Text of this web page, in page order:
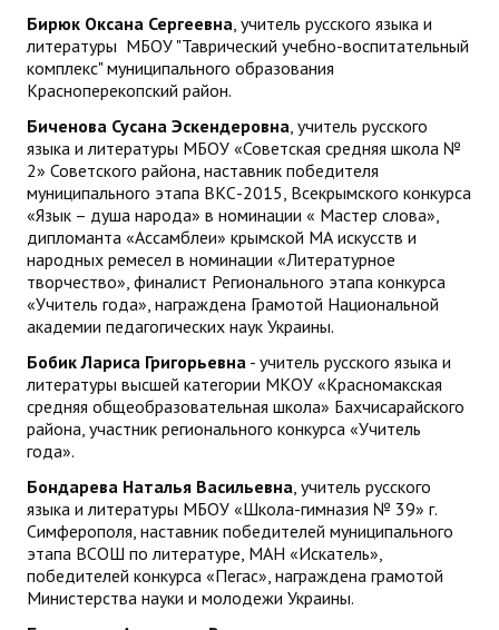
Бирюк Оксана Сергеевна, учитель русского языка и
литературы МБОУ "Таврический учебно-воспитательный
комплекс" муниципального образования
Красноперекопский район.
Биченова Сусана Эскендеровна, учитель русского
языка и литературы МБОУ «Советская средняя школа №
2» Советского района, наставник победителя
муниципального этапа ВКС-2015, Всекрымского конкурса
«Язык – душа народа» в номинации « Мастер слова»,
дипломанта «Ассамблеи» крымской МА искусств и
народных ремесел в номинации «Литературное
творчество», финалист Регионального этапа конкурса
«Учитель года», награждена Грамотой Национальной
академии педагогических наук Украины.
Бобик Лариса Григорьевна - учитель русского языка и
литературы высшей категории МКОУ «Красномакская
средняя общеобразовательная школа» Бахчисарайского
района, участник регионального конкурса «Учитель
года».
Бондарева Наталья Васильевна, учитель русского
языка и литературы МБОУ «Школа-гимназия № 39» г.
Симферополя, наставник победителей муниципального
этапа ВСОШ по литературе, МАН «Искатель»,
победителей конкурса «Пегас», награждена грамотой
Министерства науки и молодежи Украины.